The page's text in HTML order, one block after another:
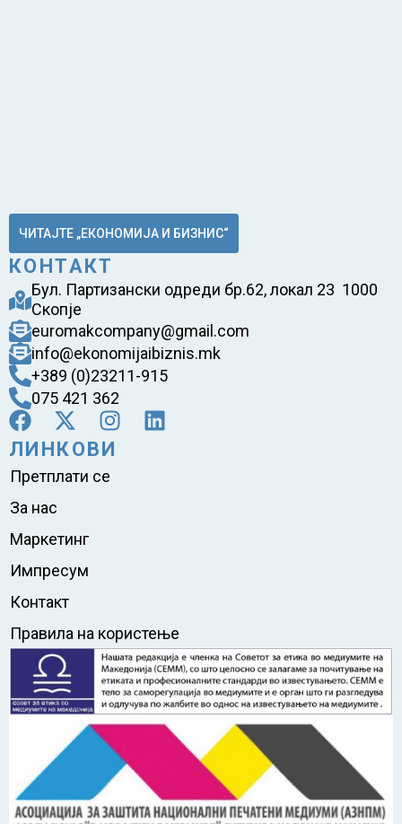
ЧИТАЈТЕ „ЕКОНОМИЈА И БИЗНИС“
КОНТАКТ
Бул. Партизански одреди бр.62, локал 23 1000
Скопје
euromakcompany@gmail.com
info@ekonomijaibiznis.mk
+389 (0)23211-915
075 421 362
ЛИНКОВИ
Претплати се
За нас
Маркетинг
Импресум
Контакт
Правила на користење